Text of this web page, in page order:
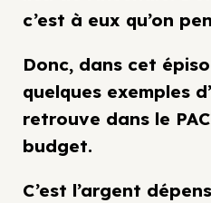
c’est à eux qu’on
Donc, dans cet
quelques exemples
retrouve dans le
budget.
C’est l’argent